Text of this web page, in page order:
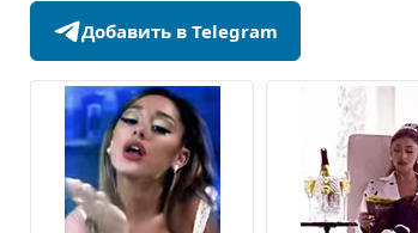
Добавить в Telegram